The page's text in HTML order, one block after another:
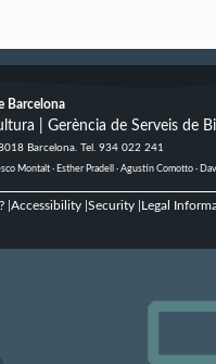
Barcelona
| Gerència de Serveis de
Barcelona. Tel. 934 022 241
Montalt · Esther Pradell · Agustín Comotto ·
| Accessibility| Security| Legal